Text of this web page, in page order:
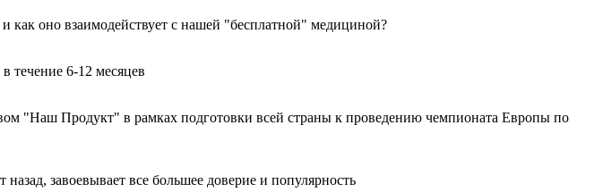
как оно взаимодействует с нашей "бесплатной" медициной?
течение 6-12 месяцев
"Наш Продукт" в рамках подготовки всей страны к проведению чемпионата Европы по
завоевывает все большее доверие и популярность